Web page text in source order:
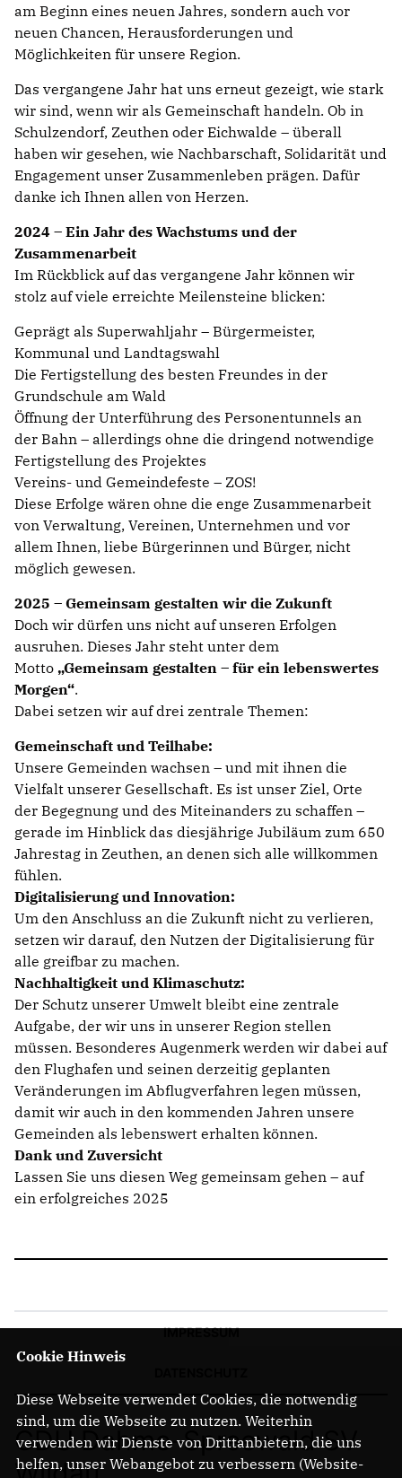
am Beginn eines neuen Jahres, sondern auch vor
neuen Chancen, Herausforderungen und
Möglichkeiten für unsere Region.
Das vergangene Jahr hat uns erneut gezeigt, wie stark
wir sind, wenn wir als Gemeinschaft handeln. Ob in
Schulzendorf, Zeuthen oder Eichwalde – überall
haben wir gesehen, wie Nachbarschaft, Solidarität und
Engagement unser Zusammenleben prägen. Dafür
danke ich Ihnen allen von Herzen.
2024 – Ein Jahr des Wachstums und der
Zusammenarbeit
Im Rückblick auf das vergangene Jahr können wir
stolz auf viele erreichte Meilensteine blicken:
Geprägt als Superwahljahr – Bürgermeister,
Kommunal und Landtagswahl
Die Fertigstellung des besten Freundes in der
Grundschule am Wald
Öffnung der Unterführung des Personentunnels an
der Bahn – allerdings ohne die dringend notwendige
Fertigstellung des Projektes
Vereins- und Gemeindefeste – ZOS!
Diese Erfolge wären ohne die enge Zusammenarbeit
von Verwaltung, Vereinen, Unternehmen und vor
allem Ihnen, liebe Bürgerinnen und Bürger, nicht
möglich gewesen.
2025 – Gemeinsam gestalten wir die Zukunft
Doch wir dürfen uns nicht auf unseren Erfolgen
ausruhen. Dieses Jahr steht unter dem
Motto Gemeinsam gestalten – für ein lebenswertes
Morgen“.
Dabei setzen wir auf drei zentrale Themen:
Gemeinschaft und Teilhabe:
Unsere Gemeinden wachsen – und mit ihnen die
Vielfalt unserer Gesellschaft. Es ist unser Ziel, Orte
der Begegnung und des Miteinanders zu schaffen –
gerade im Hinblick das diesjährige Jubiläum zum 650
Jahrestag in Zeuthen, an denen sich alle willkommen
fühlen.
Digitalisierung und Innovation:
Um den Anschluss an die Zukunft nicht zu verlieren,
setzen wir darauf, den Nutzen der Digitalisierung für
alle greifbar zu machen.
Nachhaltigkeit und Klimaschutz:
Der Schutz unserer Umwelt bleibt eine zentrale
Aufgabe, der wir uns in unserer Region stellen
müssen. Besonderes Augenmerk werden wir dabei auf
den Flughafen und seinen derzeitig geplanten
Veränderungen im Abflugverfahren legen müssen,
damit wir auch in den kommenden Jahren unsere
Gemeinden als lebenswert erhalten können.
Dank und Zuversicht
Lassen Sie uns diesen Weg gemeinsam gehen – auf
ein erfolgreiches 2025
IMPRESSUM
CDU Dahme-Spreewald SV
Cookie Hinweis
Diese Webseite verwendet Cookies, die notwendig
sind, um die Webseite zu nutzen. Weiterhin
verwenden wir Dienste von Drittanbietern, die uns
helfen, unser Webangebot zu verbessern (Website-